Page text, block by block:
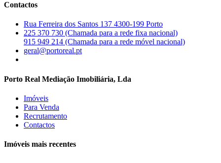
Contactos
Rua Ferreira dos Santos 137 4300-199 Porto
225 370 730 (Chamada para a rede fixa nacional)
915 949 214 (Chamada para a rede móvel nacional)
geral@portoreal.pt
Porto Real Mediação Imobiliária, Lda
Imóveis
Para Venda
Recrutamento
Contactos
Imóveis mais recentes